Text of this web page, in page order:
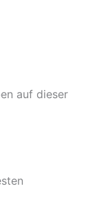
auf dieser